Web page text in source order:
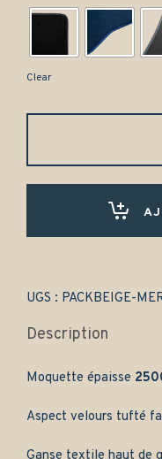
Clear
2001)
Gamme
quantity
UGS : PACKBEIGE-
Description
Moquette épaisse
Aspect velours tufté